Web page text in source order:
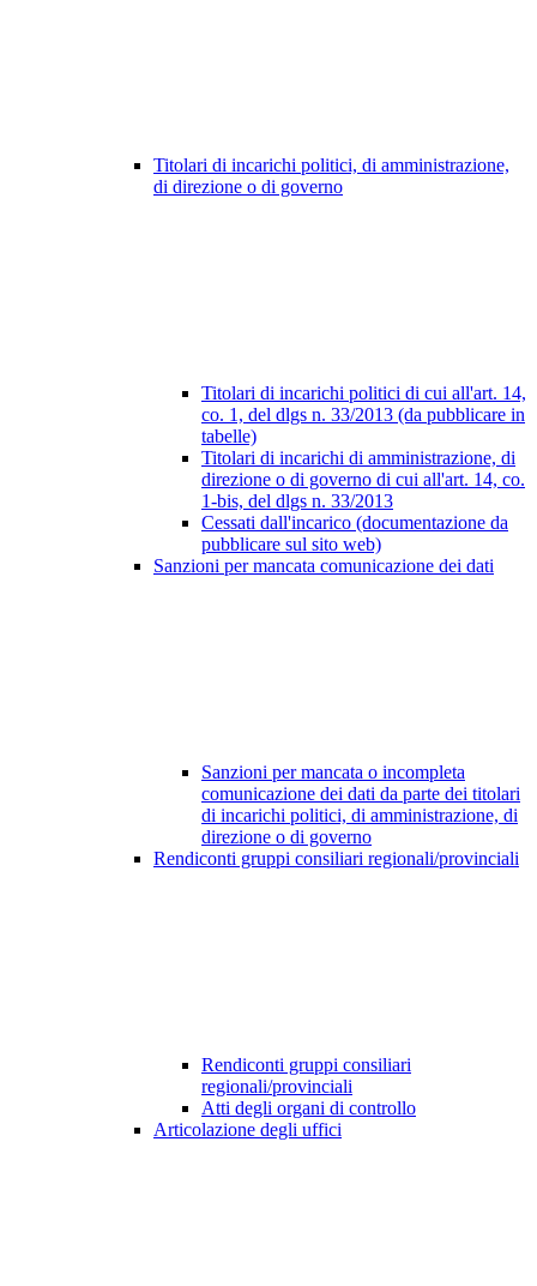
Titolari di incarichi politici, di amministrazione,
di direzione o di governo
Titolari di incarichi politici di cui all'art. 14,
co. 1, del dlgs n. 33/2013 (da pubblicare in
tabelle)
Titolari di incarichi di amministrazione, di
direzione o di governo di cui all'art. 14, co.
1-bis, del dlgs n. 33/2013
Cessati dall'incarico (documentazione da
pubblicare sul sito web)
Sanzioni per mancata comunicazione dei dati
Sanzioni per mancata o incompleta
comunicazione dei dati da parte dei titolari
di incarichi politici, di amministrazione, di
direzione o di governo
Rendiconti gruppi consiliari regionali/provinciali
Rendiconti gruppi consiliari
regionali/provinciali
Atti degli organi di controllo
Articolazione degli uffici